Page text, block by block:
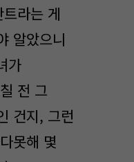
라는 게
알았으니
가
전 그
건지, 그런
못해 몇